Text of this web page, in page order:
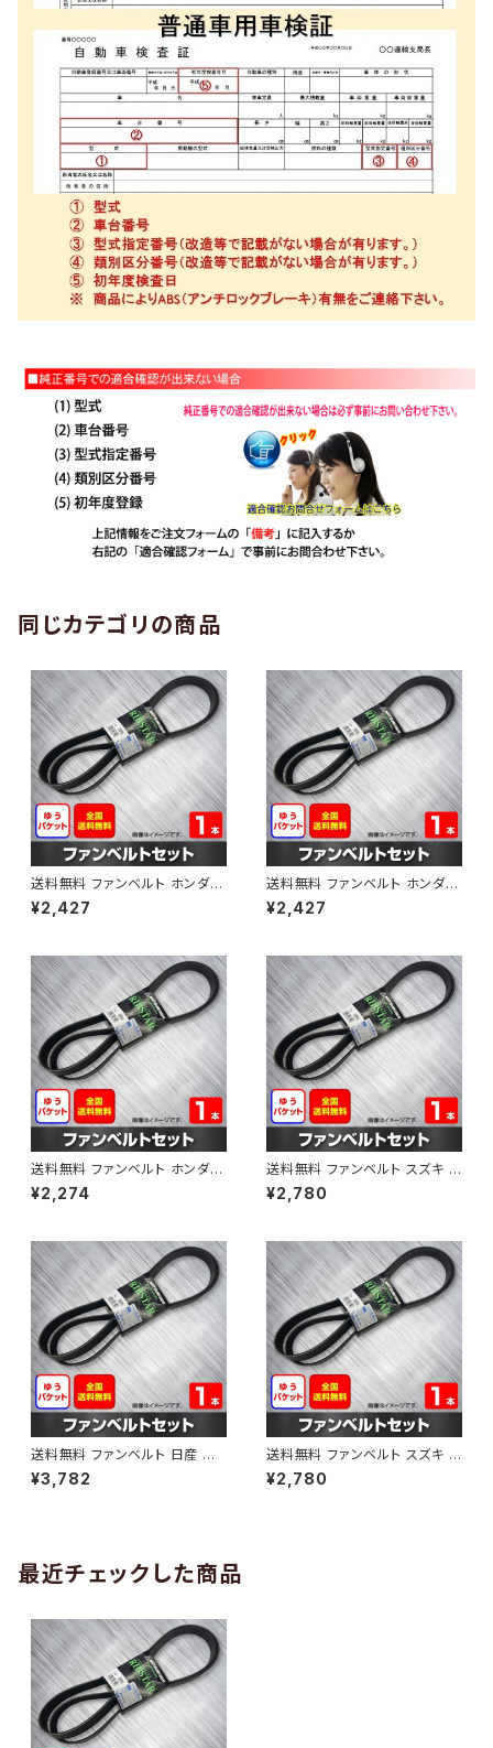
同じカテゴリの商品
送料無料 ファンベルト ホンダ
ゼスト 型式JE1 H18.03～H24.
11 （国内トップメーカー） 1本 H
¥2,427
送料無料 ファンベルト ホンダ ラ
イフ 型式JB6 H15.09～H20.1
1 （国内トップメーカー） 1本 HA
¥2,427
送料無料 ファンベルト ホンダ フ
ィット 型式GE6 H19.10～H25.
09 （国内トップメーカー） 1本 H
¥2,274
送料無料 ファンベルト スズキ ス
ペーシア 型式MK32S H25.03
～H30.02 （国内トップメーカ
¥2,780
送料無料 ファンベルト 日産 キ
ューブ 型式Z12 H20.11～H24.
10 （国内トップメーカー） 1本 H
¥3,782
送料無料 ファンベルト スズキ ワ
ゴンR 型式MH34S H24.09～
H29.02 （国内トップメーカー）
¥2,780
最近チェックした商品